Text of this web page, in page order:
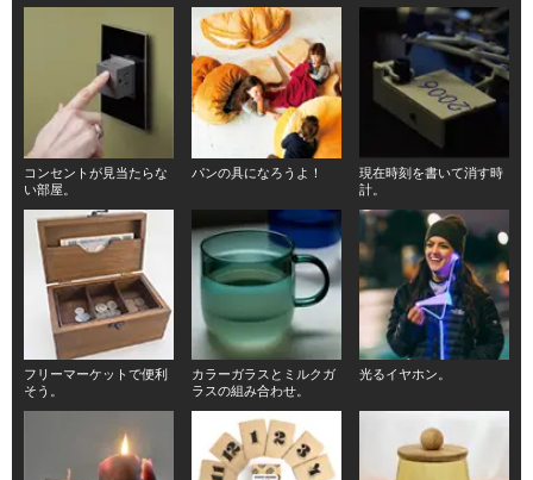
コンセントが見当たらな
い部屋。
パンの具になろうよ！
現在時刻を書いて消す時
計。
フリーマーケットで便利
そう。
カラーガラスとミルクガ
ラスの組み合わせ。
光るイヤホン。